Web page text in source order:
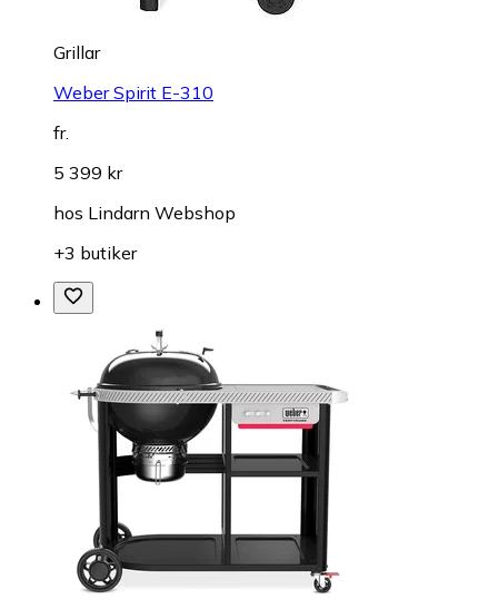
Grillar
Weber Spirit E-310
fr.
5 399 kr
hos Lindarn Webshop
+3 butiker